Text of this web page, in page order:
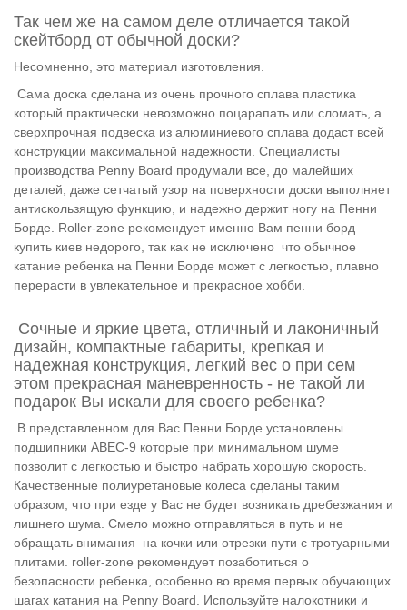
Так чем же на самом деле отличается такой
скейтборд от обычной доски?
Несомненно, это материал изготовления.
Сама доска сделана из очень прочного сплава пластика
который практически невозможно поцарапать или сломать, а
сверхпрочная подвеска из алюминиевого сплава додаст всей
конструкции максимальной надежности. Специалисты
производства Penny Board продумали все, до малейших
деталей, даже сетчатый узор на поверхности доски выполняет
антискользящую функцию, и надежно держит ногу на Пенни
Борде. Roller-zone рекомендует именно Вам пенни борд
купить киев недорого, так как не исключено что обычное
катание ребенка на Пенни Борде может с легкостью, плавно
перерасти в увлекательное и прекрасное хобби.
Сочные и яркие цвета, отличный и лаконичный
дизайн, компактные габариты, крепкая и
надежная конструкция, легкий вес о при сем
этом прекрасная маневренность - не такой ли
подарок Вы искали для своего ребенка?
В представленном для Вас Пенни Борде установлены
подшипники ABEC-9 которые при минимальном шуме
позволит с легкостью и быстро набрать хорошую скорость.
Качественные полиуретановые колеса сделаны таким
образом, что при езде у Вас не будет возникать дребезжания и
лишнего шума. Смело можно отправляться в путь и не
обращать внимания на кочки или отрезки пути с тротуарными
плитами. roller-zone рекомендует позаботиться о
безопасности ребенка, особенно во время первых обучающих
шагах катания на Penny Board. Используйте налокотники и